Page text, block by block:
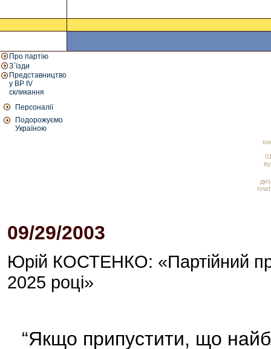
Про партію
З`їзди
Представництво
у ВР IV
скликання
Персоналії
Подорожуємо
Україною
09/29/2003
Юрій КОСТЕНКО: «Партійний
2025 році»
“Якщо припустити, що